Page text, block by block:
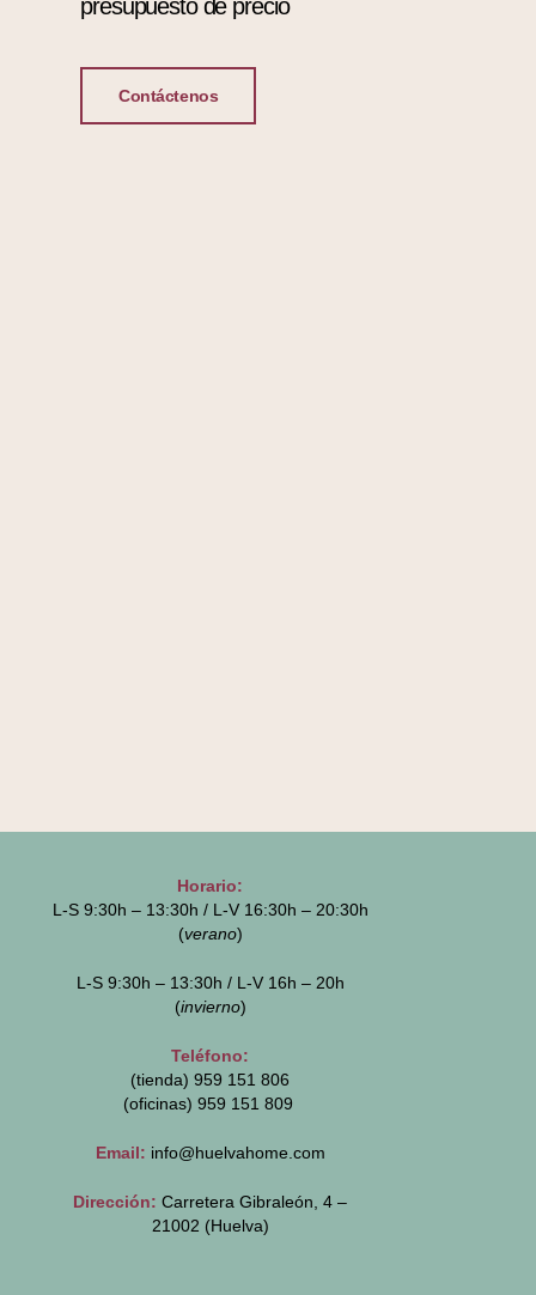
presupuesto de precio
Contáctenos
Horario:
L-S 9:30h – 13:30h / L-V 16:30h – 20:30h
(verano)
L-S 9:30h – 13:30h / L-V 16h – 20h
(invierno)
Teléfono:
(tienda) 959 151 806
(oficinas) 959 151 809
Email: info@huelvahome.com
Dirección: Carretera Gibraleón, 4 –
21002 (Huelva)